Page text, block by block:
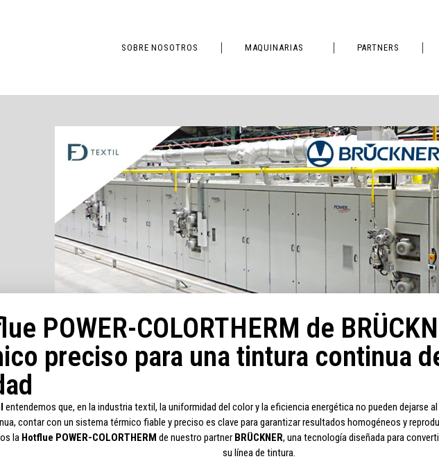
SOBRE NOSOTROS MAQUINARIAS PARTNERS
POWER-COLORTHERM de
preciso para una tintura continua
entendemos que, en la industria textil, la uniformidad del color y la eficiencia energética no pueden dejarse
contar con un sistema térmico fiable y preciso es clave para garantizar resultados homogéneos y
la Hotflue POWER-COLORTHERM de nuestro partner BRÜCKNER, una tecnología diseñada para
su línea de tintura.